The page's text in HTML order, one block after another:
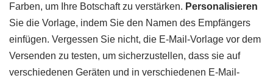
Farben, um Ihre Botschaft zu verstärken. Personalisieren
Sie die Vorlage, indem Sie den Namen des Empfängers
einfügen. Vergessen Sie nicht, die E-Mail-Vorlage vor dem
Versenden zu testen, um sicherzustellen, dass sie auf
verschiedenen Geräten und in verschiedenen E-Mail-